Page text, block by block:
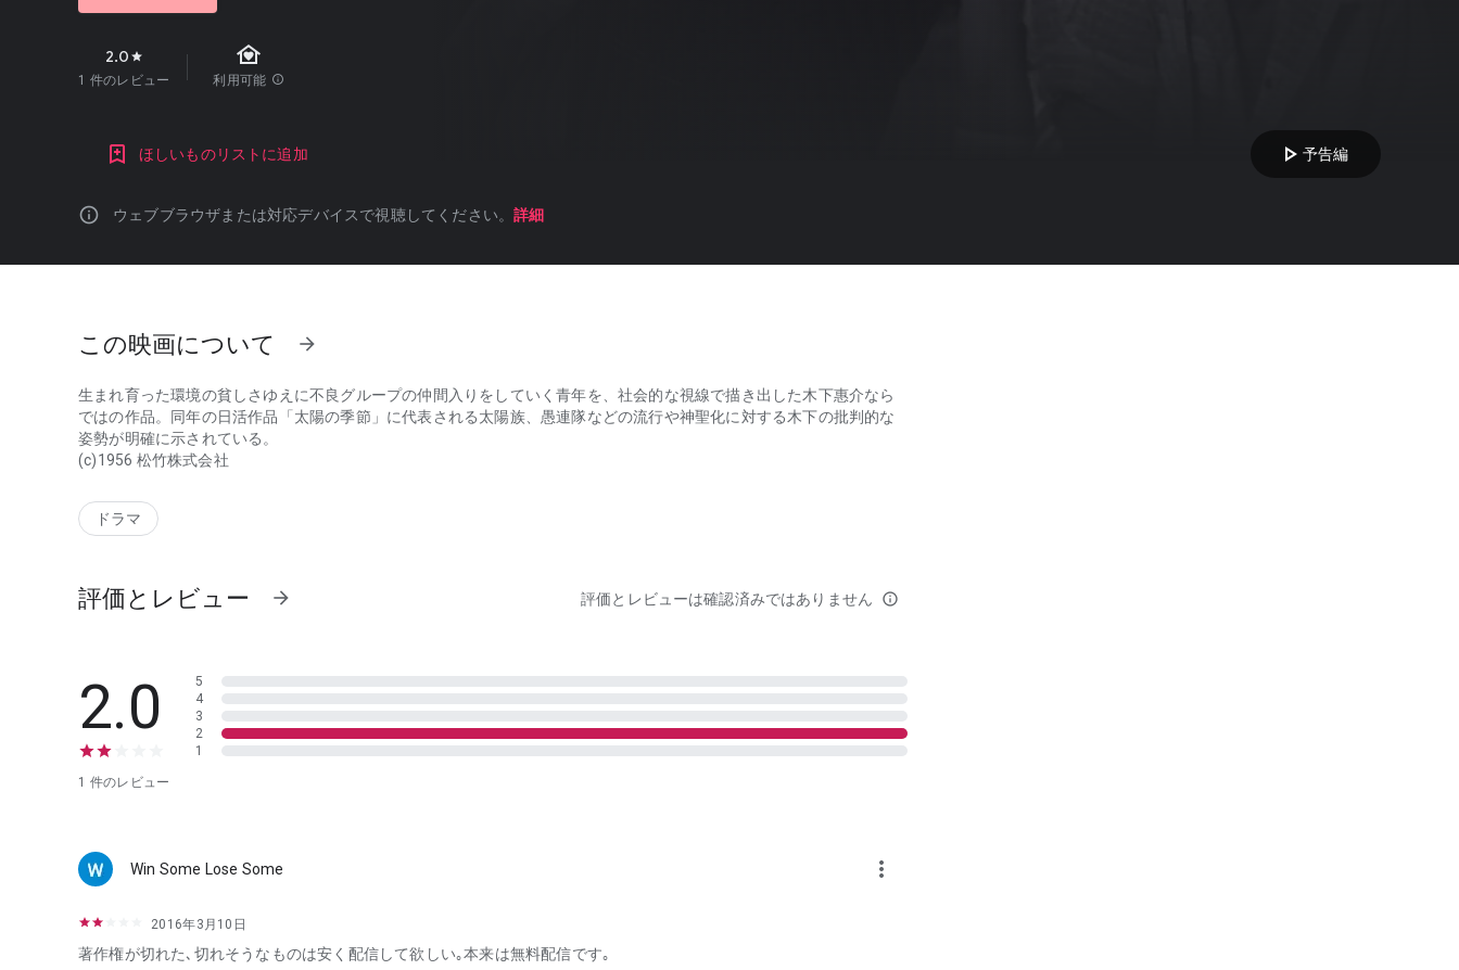
2.0 star
1 件のレビュー
family_home
利用可能 info
ほしいものリストに追加 play_arrow 予告編
info ウェブブラウザまたは対応デバイスで視聴してください。詳細
この映画について arrow_forward
生まれ育った環境の貧しさゆえに不良グループの仲間入りをしていく青年を、社会的な視線で描き出した木下惠介なら
ではの作品。同年の日活作品「太陽の季節」に代表される太陽族、愚連隊などの流行や神聖化に対する木下の批判的な
姿勢が明確に示されている。
(c)1956 松竹株式会社
ドラマ
評価とレビュー arrow_forward 評価とレビューは確認済みではありません info_outline
2.0
1 件のレビュー
5
4
3
2
1
Win Some Lose Some more_vert
2016年3月10日
著作権が切れた､切れそうなものは安く配信して欲しい｡本来は無料配信です｡